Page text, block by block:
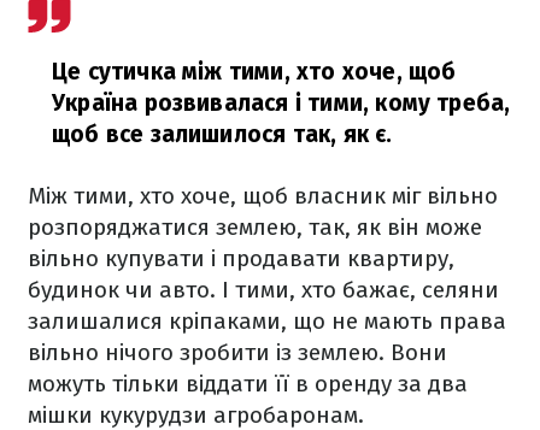
Це сутичка між тими, хто хоче, щоб
Україна розвивалася і тими, кому треба,
щоб все залишилося так, як є.
Між тими, хто хоче, щоб власник міг вільно
розпоряджатися землею, так, як він може
вільно купувати і продавати квартиру,
будинок чи авто. І тими, хто бажає, селяни
залишалися кріпаками, що не мають права
вільно нічого зробити із землею. Вони
можуть тільки віддати її в оренду за два
мішки кукурудзи агробаронам.